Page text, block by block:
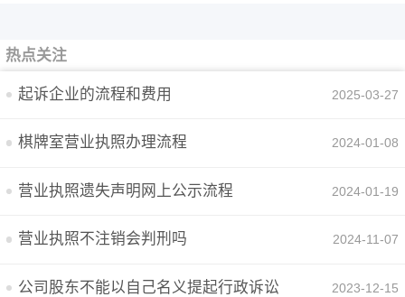
热点关注
起诉企业的流程和费用 2025-03-27
棋牌室营业执照办理流程 2024-01-08
营业执照遗失声明网上公示流程 2024-01-19
营业执照不注销会判刑吗 2024-11-07
公司股东不能以自己名义提起行政诉讼 2023-12-15